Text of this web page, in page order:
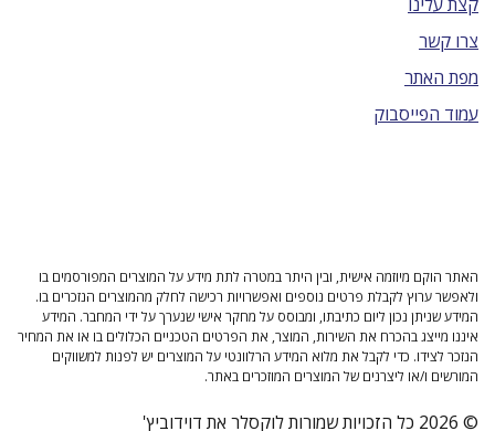
צרו קשר
מפת האתר
עמוד הפייסבוק
האתר הוקם מיוזמה אישית, ובין היתר במטרה לתת מידע על המוצרים המפורסמים בו
ולאפשר ערוץ לקבלת פרטים נוספים ואפשרויות רכישה לחלק מהמוצרים הנזכרים בו.
המידע שניתן נכון ליום כתיבתו, ומבוסס על מחקר אישי שנערך על ידי המחבר. המידע
איננו מייצג בהכרח את השירות, המוצר, את הפרטים הטכניים הכלולים בו או את המחיר
הנזכר לצידו. כדי לקבל את מלוא המידע הרלוונטי על המוצרים יש לפנות למשווקים
המורשים ו/או ליצרנים של המוצרים המוזכרים באתר.
© 2026 כל הזכויות שמורות לוקסלר את דוידוביץ'